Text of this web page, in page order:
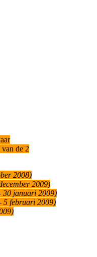
de 2
2008)
2009)
30 januari 2009)
5 februari 2009)